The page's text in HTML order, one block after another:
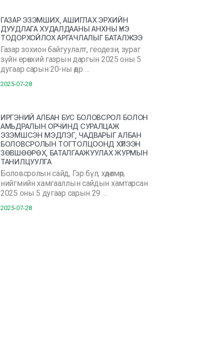
ГАЗАР ЭЗЭМШИХ, АШИГЛАХ ЭРХИЙН
ДУУДЛАГА ХУДАЛДААНЫ АНХНЫ ҮНЭ
ТОДОРХОЙЛОХ АРГАЧЛАЛЫГ БАТАЛЖЭЭ
Газар зохион байгуулалт, геодези, зураг
зүйн ерөнхий газрын даргын 2025 оны 5
дугаар сарын 20-ны өдр …
2025-07-28
ИРГЭНИЙ АЛБАН БУС БОЛОВСРОЛ БОЛОН
АМЬДРАЛЫН ОРЧИНД СУРАЛЦАЖ
ЭЗЭМШСЭН МЭДЛЭГ, ЧАДВАРЫГ АЛБАН
БОЛОВСРОЛЫН ТОГТОЛЦООНД ХҮЛЭЭН
ЗӨВШӨӨРӨХ, БАТАЛГААЖУУЛАХ ЖУРМЫН
ТАНИЛЦУУЛГА
Боловсролын сайд, Гэр бүл, хөдөлмөр,
нийгмийн хамгааллын сайдын хамтарсан
2025 оны 5 дугаар сарын 29 …
2025-07-28